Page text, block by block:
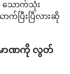
သောက်သုံး
ပြီးပြီလားဆို
ပမာဏကို လွတ်